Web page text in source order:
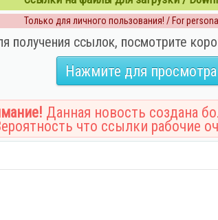
Только для личного пользования! / For
получения ссылок, посмотрите
Нажмите для просмотра
Данная новость создана
что ссылки рабочие